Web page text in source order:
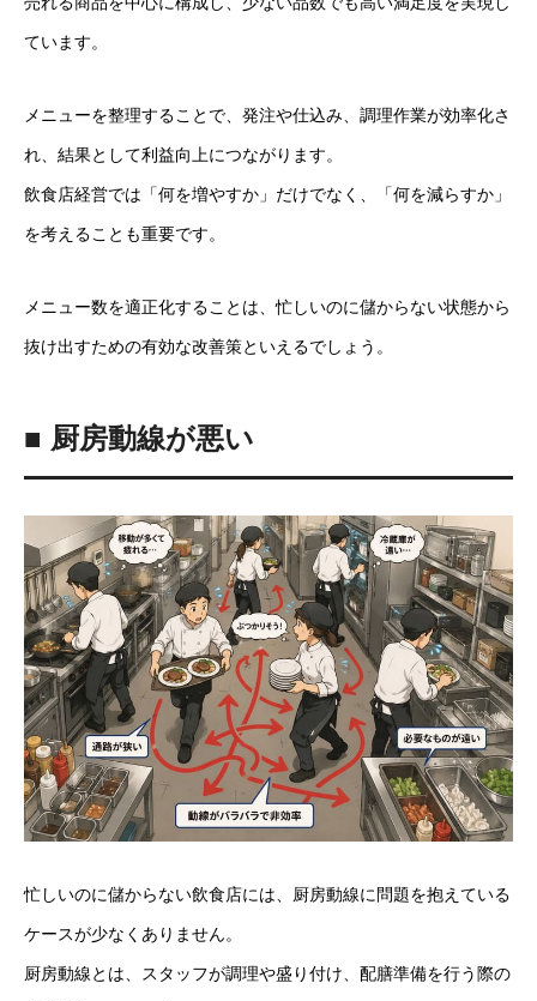
ています。
メニューを整理することで、発注や仕込み、調理作業が効率化さ
れ、結果として利益向上につながります。
飲食店経営では「何を増やすか」だけでなく、「何を減らすか」
を考えることも重要です。
メニュー数を適正化することは、忙しいのに儲からない状態から
抜け出すための有効な改善策といえるでしょう。
■ 厨房動線が悪い
忙しいのに儲からない飲食店には、厨房動線に問題を抱えている
ケースが少なくありません。
厨房動線とは、スタッフが調理や盛り付け、配膳準備を行う際の